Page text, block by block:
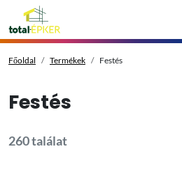
Főoldal Termékek Festés
Festés
260 találat